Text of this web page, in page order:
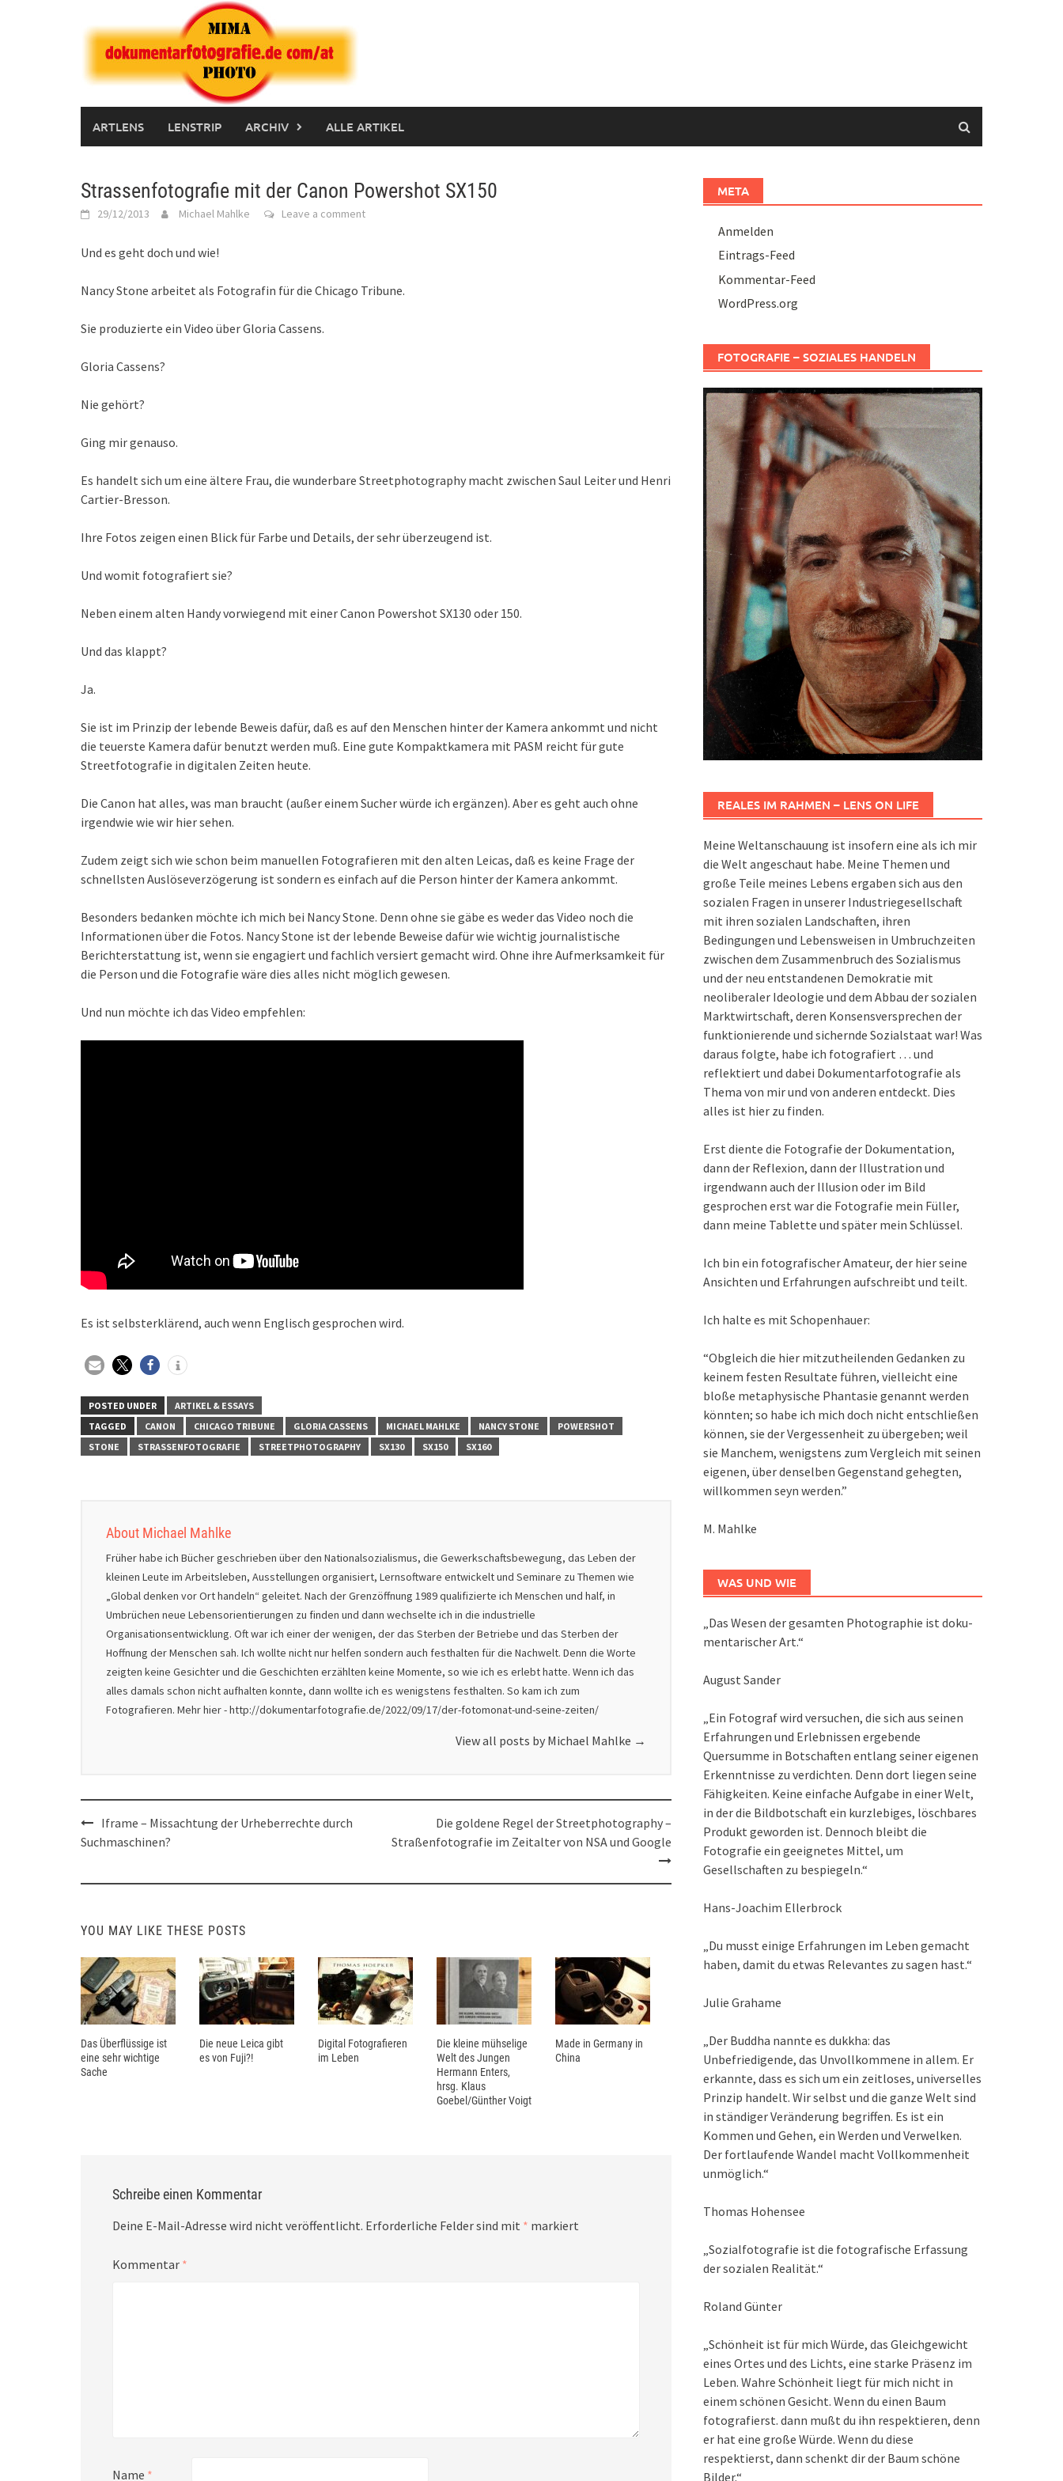
ARTLENS LENSTRIP ARCHIV ALLE ARTIKEL
Strassenfotografie mit der Canon Powershot SX150
29/12/2013 Michael Mahlke Leave a comment
Und es geht doch und wie!
Nancy Stone arbeitet als Fotografin für die Chicago Tribune.
Sie produzierte ein Video über Gloria Cassens.
Gloria Cassens?
Nie gehört?
Ging mir genauso.
Es handelt sich um eine ältere Frau, die wunderbare Streetphotography macht zwischen Saul Leiter und Henri
Cartier-Bresson.
Ihre Fotos zeigen einen Blick für Farbe und Details, der sehr überzeugend ist.
Und womit fotografiert sie?
Neben einem alten Handy vorwiegend mit einer Canon Powershot SX130 oder 150.
Und das klappt?
Ja.
Sie ist im Prinzip der lebende Beweis dafür, daß es auf den Menschen hinter der Kamera ankommt und nicht
die teuerste Kamera dafür benutzt werden muß. Eine gute Kompaktkamera mit PASM reicht für gute
Streetfotografie in digitalen Zeiten heute.
Die Canon hat alles, was man braucht (außer einem Sucher würde ich ergänzen). Aber es geht auch ohne
irgendwie wie wir hier sehen.
Zudem zeigt sich wie schon beim manuellen Fotografieren mit den alten Leicas, daß es keine Frage der
schnellsten Auslöseverzögerung ist sondern es einfach auf die Person hinter der Kamera ankommt.
Besonders bedanken möchte ich mich bei Nancy Stone. Denn ohne sie gäbe es weder das Video noch die
Informationen über die Fotos. Nancy Stone ist der lebende Beweise dafür wie wichtig journalistische
Berichterstattung ist, wenn sie engagiert und fachlich versiert gemacht wird. Ohne ihre Aufmerksamkeit für
die Person und die Fotografie wäre dies alles nicht möglich gewesen.
Und nun möchte ich das Video empfehlen:
Es ist selbsterklärend, auch wenn Englisch gesprochen wird.
POSTED UNDER
ARTIKEL & ESSAYS
TAGGED
CANON CHICAGO TRIBUNE GLORIA CASSENS MICHAEL MAHLKE NANCY STONE
POWERSHOT
STONE
STRASSENFOTOGRAFIE STREETPHOTOGRAPHY SX130 SX150 SX160
About Michael Mahlke
Früher habe ich Bücher geschrieben über den Nationalsozialismus, die Gewerkschaftsbewegung, das Leben der
kleinen Leute im Arbeitsleben, Ausstellungen organisiert, Lernsoftware entwickelt und Seminare zu Themen wie
„Global denken vor Ort handeln“ geleitet. Nach der Grenzöffnung 1989 qualifizierte ich Menschen und half, in
Umbrüchen neue Lebensorientierungen zu finden und dann wechselte ich in die industrielle
Organisationsentwicklung. Oft war ich einer der wenigen, der das Sterben der Betriebe und das Sterben der
Hoffnung der Menschen sah. Ich wollte nicht nur helfen sondern auch festhalten für die Nachwelt. Denn die Worte
zeigten keine Gesichter und die Geschichten erzählten keine Momente, so wie ich es erlebt hatte. Wenn ich das
alles damals schon nicht aufhalten konnte, dann wollte ich es wenigstens festhalten. So kam ich zum
Fotografieren. Mehr hier - http://dokumentarfotografie.de/2022/09/17/der-fotomonat-und-seine-zeiten/
View all posts by Michael Mahlke →
Post
navigation
Iframe – Missachtung der Urheberrechte durch
Suchmaschinen?
Die goldene Regel der Streetphotography –
Straßenfotografie im Zeitalter von NSA und Google
YOU MAY LIKE THESE POSTS
Das Überflüssige ist
eine sehr wichtige
Sache
Die neue Leica gibt
es von Fuji?!
Digital Fotografieren
im Leben
Die kleine mühselige
Welt des Jungen
Hermann Enters,
hrsg. Klaus
Goebel/Günther Voigt
Made in Germany in
China
Schreibe einen Kommentar
Deine E-Mail-Adresse wird nicht veröffentlicht. Erforderliche Felder sind mit * markiert
Kommentar *
Name *
META
Anmelden
Eintrags-Feed
Kommentar-Feed
WordPress.org
FOTOGRAFIE – SOZIALES HANDELN
REALES IM RAHMEN – LENS ON LIFE
Meine Weltanschauung ist insofern eine als ich mir
die Welt angeschaut habe. Meine Themen und
große Teile meines Lebens ergaben sich aus den
sozialen Fragen in unserer Industriegesellschaft
mit ihren sozialen Landschaften, ihren
Bedingungen und Lebensweisen in Umbruchzeiten
zwischen dem Zusammenbruch des Sozialismus
und der neu entstandenen Demokratie mit
neoliberaler Ideologie und dem Abbau der sozialen
Marktwirtschaft, deren Konsensversprechen der
funktionierende und sichernde Sozialstaat war! Was
daraus folgte, habe ich fotografiert … und
reflektiert und dabei Dokumentarfotografie als
Thema von mir und von anderen entdeckt. Dies
alles ist hier zu finden.
Erst diente die Fotografie der Dokumentation,
dann der Reflexion, dann der Illustration und
irgendwann auch der Illusion oder im Bild
gesprochen erst war die Fotografie mein Füller,
dann meine Tablette und später mein Schlüssel.
Ich bin ein fotografischer Amateur, der hier seine
Ansichten und Erfahrungen aufschreibt und teilt.
Ich halte es mit Schopenhauer:
“Obgleich die hier mitzutheilenden Gedanken zu
keinem festen Resultate führen, vielleicht eine
bloße metaphysische Phantasie genannt werden
könnten; so habe ich mich doch nicht entschließen
können, sie der Vergessenheit zu übergeben; weil
sie Manchem, wenigstens zum Vergleich mit seinen
eigenen, über denselben Gegenstand gehegten,
willkommen seyn werden.”
M. Mahlke
WAS UND WIE
„Das We­sen der ge­sam­ten Pho­to­gra­phie ist do­ku­
men­ta­ri­scher Art.“
August Sander
„Ein Fotograf wird versuchen, die sich aus seinen
Erfahrungen und Erlebnissen ergebende
Quersumme in Botschaften entlang seiner eigenen
Erkenntnisse zu verdichten. Denn dort liegen seine
Fähigkeiten. Keine einfache Aufgabe in einer Welt,
in der die Bildbotschaft ein kurzlebiges, löschbares
Produkt geworden ist. Dennoch bleibt die
Fotografie ein geeignetes Mittel, um
Gesellschaften zu bespiegeln.“
Hans-Joachim Ellerbrock
„Du musst einige Erfahrungen im Leben gemacht
haben, damit du etwas Relevantes zu sagen hast.“
Julie Grahame
„Der Buddha nannte es dukkha: das
Unbefriedigende, das Unvollkommene in allem. Er
erkannte, dass es sich um ein zeitloses, universelles
Prinzip handelt. Wir selbst und die ganze Welt sind
in ständiger Veränderung begriffen. Es ist ein
Kommen und Gehen, ein Werden und Verwelken.
Der fortlaufende Wandel macht Vollkommenheit
unmöglich.“
Thomas Hohensee
„Sozialfotografie ist die fotografische Erfassung
der sozialen Realität.“
Roland Günter
„Schönheit ist für mich Würde, das Gleichgewicht
eines Ortes und des Lichts, eine starke Präsenz im
Leben. Wahre Schönheit liegt für mich nicht in
einem schönen Gesicht. Wenn du einen Baum
fotografierst. dann mußt du ihn respektieren, denn
er hat eine große Würde. Wenn du diese
respektierst, dann schenkt dir der Baum schöne
Bilder.“